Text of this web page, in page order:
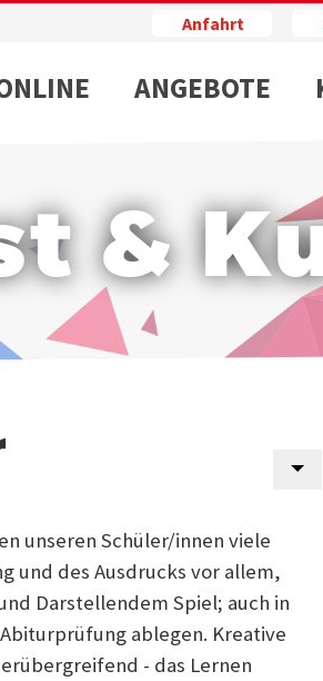
Anfahrt
ANGEBOTE
&
unseren Schüler/innen viele
und des Ausdrucks vor allem,
Darstellendem Spiel; auch in
ablegen. Kreative
- das Lernen